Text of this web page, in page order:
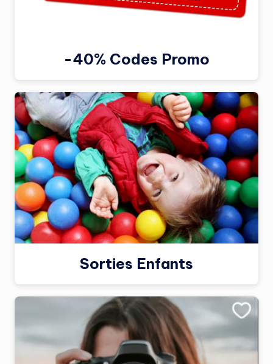
-40% Codes Promo
Sorties Enfants